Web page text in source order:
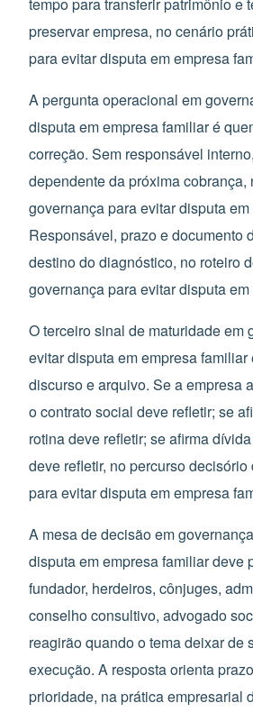
preservar empresa, no cenário
para evitar disputa em empresa
A pergunta operacional em
disputa em empresa familiar é
correção. Sem responsável
dependente da próxima cobrança,
governança para evitar disputa
Responsável, prazo e documento
destino do diagnóstico, no roteiro
governança para evitar disputa
O terceiro sinal de maturidade em
evitar disputa em empresa
discurso e arquivo. Se a empresa
o contrato social deve refletir; se
rotina deve refletir; se afirma
deve refletir, no percurso
para evitar disputa em empresa
A mesa de decisão em
disputa em empresa familiar deve
fundador, herdeiros, cônjuges,
conselho consultivo, advogado
reagirão quando o tema deixar de
execução. A resposta orienta
prioridade, na prática empresarial